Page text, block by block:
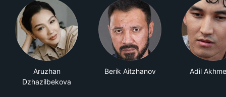
Aruzhan
Dzhazilbekova
Berik Aitzhanov Adil